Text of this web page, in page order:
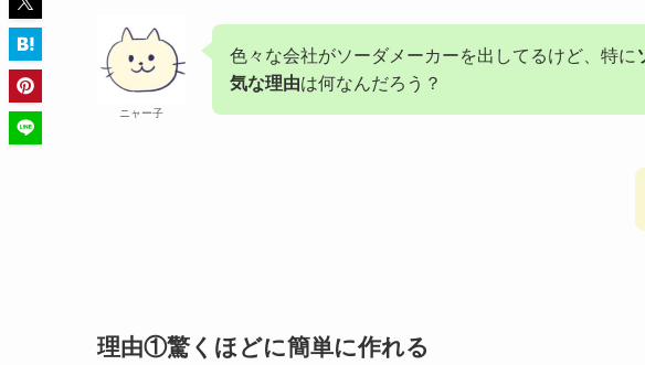
ニャー子
色々な会社がソーダメーカーを出してるけど、特に
気な理由は何なんだろう？
理由①驚くほどに簡単に作れる